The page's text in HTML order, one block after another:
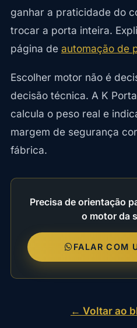
ganhar a praticidade do
trocar a porta inteira.
página de automação de
Escolher motor não é
decisão técnica. A K
calcula o peso real e
margem de segurança
fábrica.
Precisa de orientação
o motor da
FALAR COM
← Voltar ao